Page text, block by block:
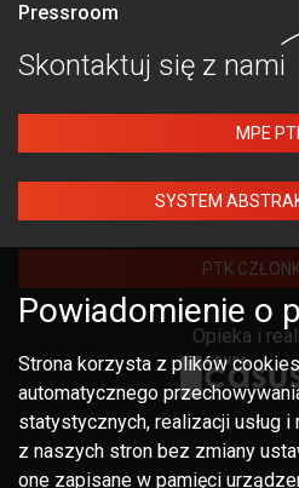
Pressroom
Skontaktuj się z nami
MPE
SYSTEM
PTK
Opieka i
Powiadomienie o
Strona korzysta z plików
automatycznego
statystycznych, realizacji usług
z naszych stron bez zmiany
one zapisane w pamięci